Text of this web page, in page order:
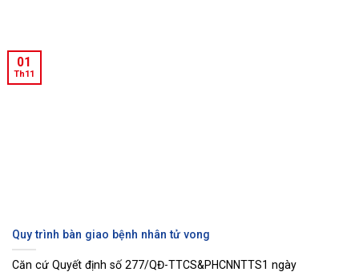
Quy trình bàn giao bệnh nhân tử vong
Căn cứ Quyết định số 277/QĐ-TTCS&PHCNNTTS1 ngày
01
Th11